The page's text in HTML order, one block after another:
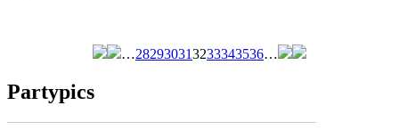
…282930313233343536…
Partypics